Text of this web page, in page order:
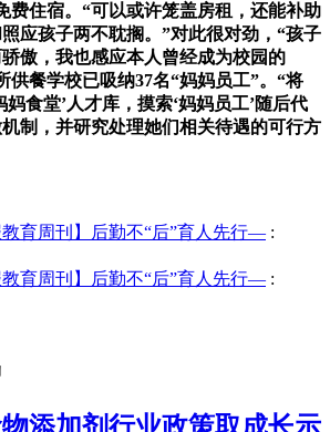
费住宿。“可以或许笼盖房租，还能补助
应孩子两不耽搁。”对此很对劲，“孩子
傲，我也感应本人曾经成为校园的
供餐学校已吸纳37名“妈妈员工”。“将
食堂’人才库，摸索‘妈妈员工’随后代
制，并研究处理她们相关待遇的可行方
教育周刊】后勤不“后”育人先行— :
教育周刊】后勤不“后”育人先行— :